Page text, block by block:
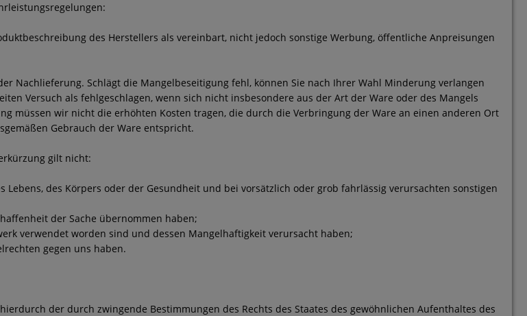
des Herstellers als vereinbart, nicht jedoch sonstige Werbung, öffentliche Anpreisungen
Nachlieferung. Schlägt die Mangelbeseitigung fehl, können Sie nach Ihrer Wahl Minderung verlangen
Versuch als fehlgeschlagen, wenn sich nicht insbesondere aus der Art der Ware oder des Mangels
müssen wir nicht die erhöhten Kosten tragen, die durch die Verbringung der Ware an einen anderen Ort
Gebrauch der Ware entspricht.
gilt nicht:
des Körpers oder der Gesundheit und bei vorsätzlich oder grob fahrlässig verursachten sonstigen
der Sache übernommen haben;
verwendet worden sind und dessen Mangelhaftigkeit verursacht haben;
gegen uns haben.
der durch zwingende Bestimmungen des Rechts des Staates des gewöhnlichen Aufenthaltes des